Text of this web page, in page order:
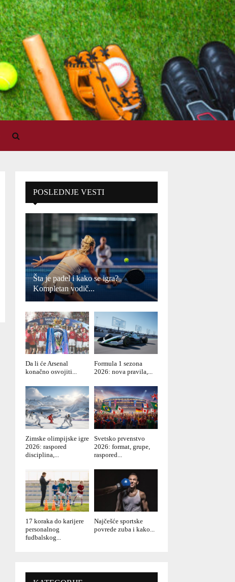
POSLEDNJE VESTI
Šta je padel i kako se igra?
Kompletan vodič...
Da li će Arsenal
konačno osvojiti...
Formula 1 sezona
2026: nova pravila,...
Zimske olimpijske igre
2026: raspored
disciplina,...
Svetsko prvenstvo
2026: format, grupe,
raspored...
17 koraka do karijere
personalnog
fudbalskog...
Najčešće sportske
povrede zuba i kako...